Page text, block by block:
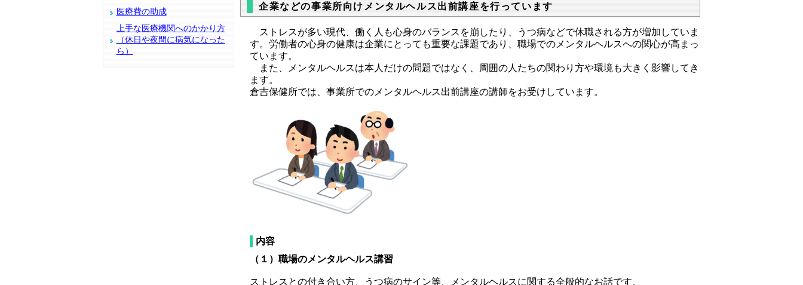
医療費の助成
上手な医療機関へのかかり方
（休日や夜間に病気になった
ら）
企業などの事業所向けメンタルヘルス出前講座を行っています
ストレスが多い現代、働く人も心身のバランスを崩したり、うつ病などで休職される方が増加していま
す。労働者の心身の健康は企業にとっても重要な課題であり、職場でのメンタルヘルスへの関心が高まっ
ています。
また、メンタルヘルスは本人だけの問題ではなく、周囲の人たちの関わり方や環境も大きく影響してき
ます。
倉吉保健所では、事業所でのメンタルヘルス出前講座の講師をお受けしています。
内容
（１）職場のメンタルヘルス講習
ストレスとの付き合い方、うつ病のサイン等、メンタルヘルスに関する全般的なお話です。